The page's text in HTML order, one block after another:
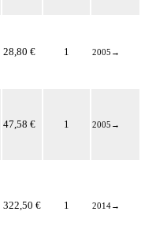
28,80 € 1 2005 →
47,58 € 1 2005 →
322,50 € 1 2014→